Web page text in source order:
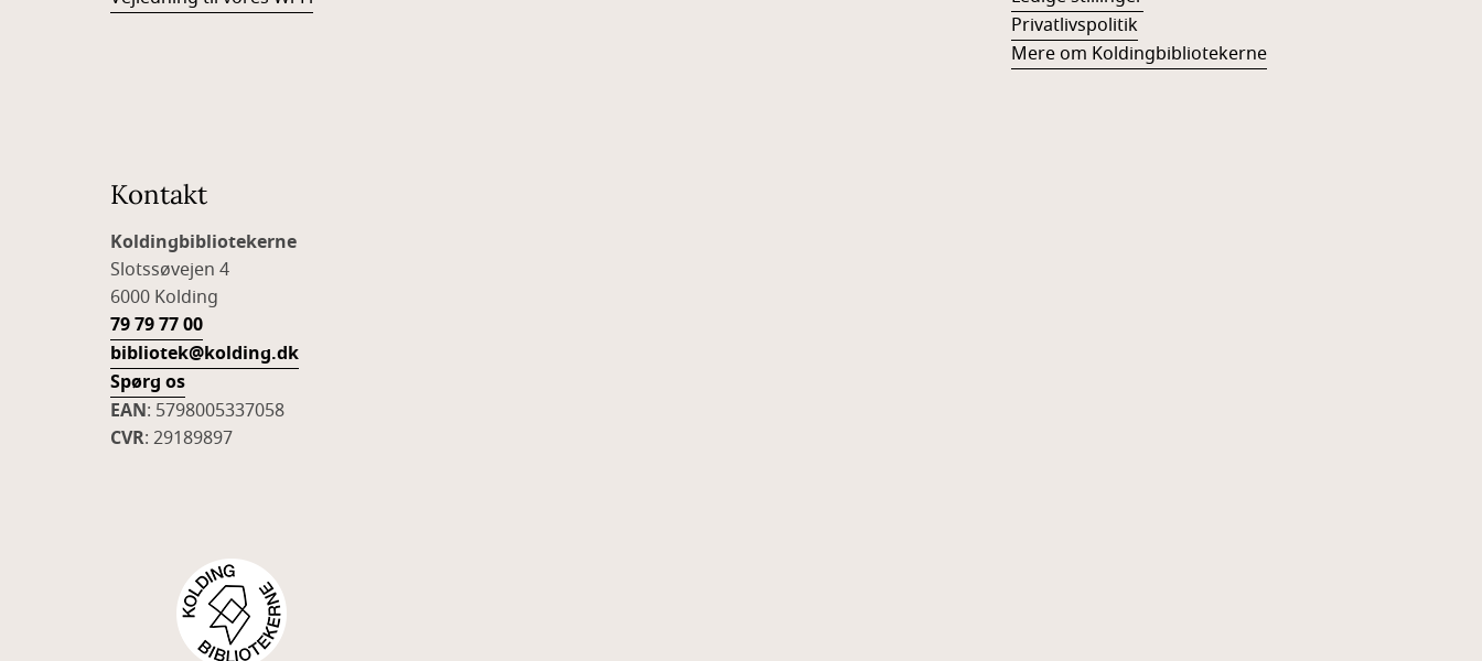
Privatlivspolitik
Mere om Koldingbibliotekerne
Kontakt
Koldingbibliotekerne
Slotssøvejen 4
6000 Kolding
79 79 77 00
bibliotek@kolding.dk
Spørg os
EAN: 5798005337058
CVR: 29189897